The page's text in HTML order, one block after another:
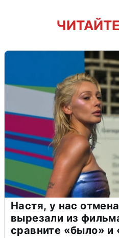
Настя, у нас
вырезали из
сравните «было» и